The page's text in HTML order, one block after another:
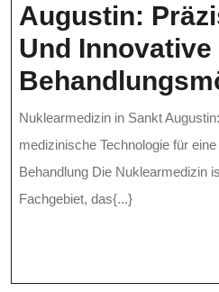
Augustin:
Und Innovative
Nuklearmedizin in Sankt
medizinische Technologie für
Behandlung Die Nuklearmedizin
Fachgebiet, das{...}